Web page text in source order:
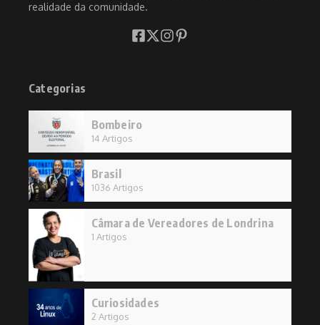
realidade da comunidade.
Categorias
Bombeiro
14 Artigos
Brasil
1036 Artigos
Câmara de Vereadores de Londrina
1 Artigos
Curiosidades
2 Artigos